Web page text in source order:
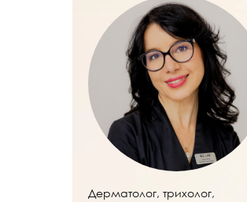
Дерматолог, трихолог,